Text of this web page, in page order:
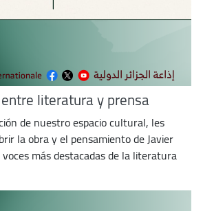
literatura y prensa
de nuestro espacio cultural, les
la obra y el pensamiento de Javier
más destacadas de la literatura